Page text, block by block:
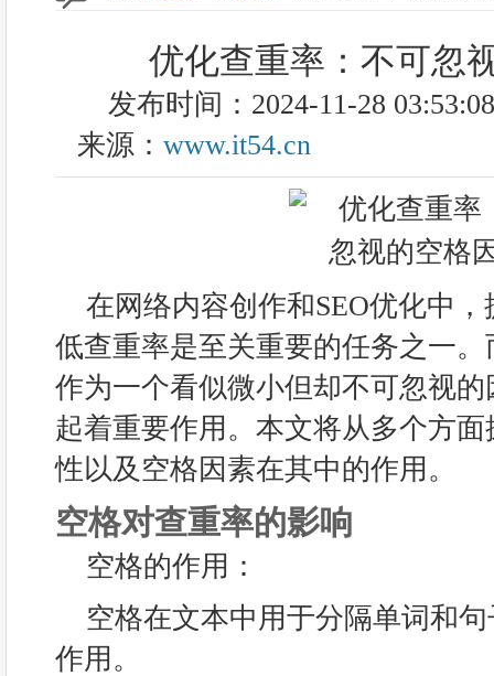
优化查重率：不可忽
发布时间：2024-11-28 03:53:08
来源： www.it54.cn
在网络内容创作和SEO优化中
低查重率是至关重要的任务之一
作为一个看似微小但却不可忽视
起着重要作用。本文将从多个方
性以及空格因素在其中的作用。
空格对查重率的影响
空格的作用：
空格在文本中用于分隔单词和
作用。